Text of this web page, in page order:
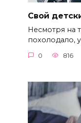
Свой
Несмотря на
похолодало, у
0 816